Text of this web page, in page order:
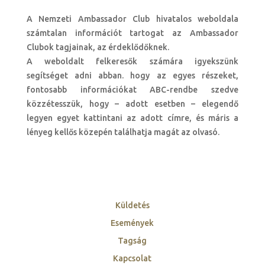
A Nemzeti Ambassador Club hivatalos weboldala
számtalan információt tartogat az Ambassador
Clubok tagjainak, az érdeklődőknek.
A weboldalt felkeresők számára igyekszünk
segítséget adni abban. hogy az egyes részeket,
fontosabb információkat ABC-rendbe szedve
közzétesszük, hogy – adott esetben – elegendő
legyen egyet kattintani az adott címre, és máris a
lényeg kellős közepén találhatja magát az olvasó.
Küldetés
Események
Tagság
Kapcsolat